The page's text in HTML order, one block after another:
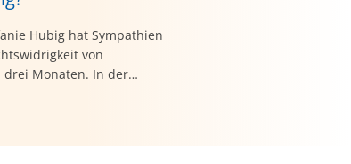
Hubig hat Sympathien
von
Monaten. In der
den ersten drei Monaten
aber straffrei